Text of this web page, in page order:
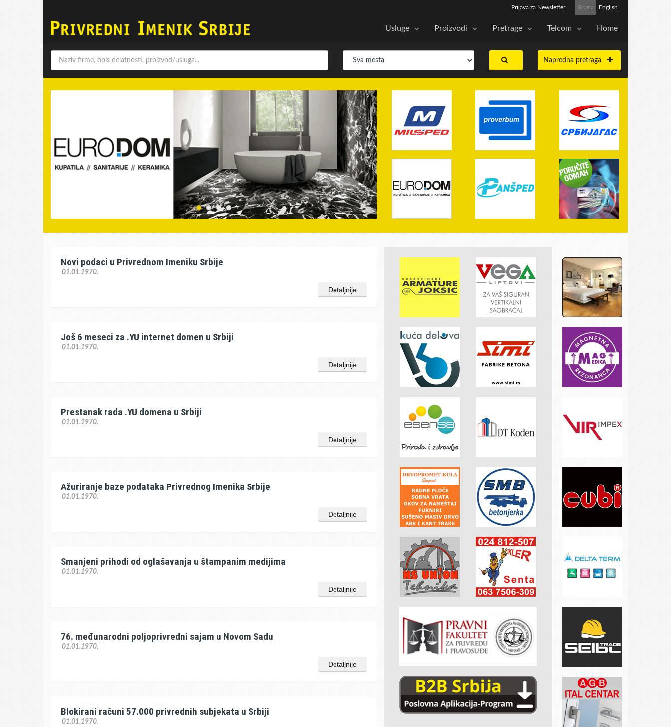
Srpski English
Prijava za Newsletter
Usluge Proizvodi Pretrage Telcom Home
Napredna pretraga
Novi podaci u Privrednom Imeniku Srbije
01.01.1970.
Detaljnije
Još 6 meseci za .YU internet domen u Srbiji
01.01.1970.
Detaljnije
Prestanak rada .YU domena u Srbiji
01.01.1970.
Detaljnije
Ažuriranje baze podataka Privrednog Imenika Srbije
01.01.1970.
Detaljnije
Smanjeni prihodi od oglašavanja u štampanim medijima
01.01.1970.
Detaljnije
76. međunarodni poljoprivredni sajam u Novom Sadu
01.01.1970.
Detaljnije
Blokirani računi 57.000 privrednih subjekata u Srbiji
01.01.1970.